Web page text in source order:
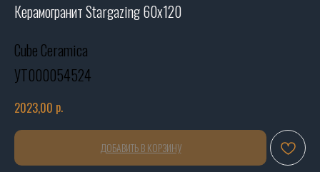
Керамогранит Stargazing 60х120
Cube Ceramica
УТ000054524
2023,00 р.
ДОБАВИТЬ В КОРЗИНУ